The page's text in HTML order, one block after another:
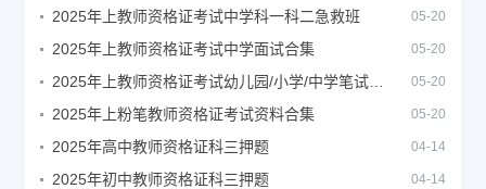
2025年上教师资格证考试中学科一科二急救班 05-20
2025年上教师资格证考试中学面试合集 05-20
05-20
2025年上粉笔教师资格证考试资料合集 05-20
2025年高中教师资格证科三押题 04-14
2025年初中教师资格证科三押题 04-14